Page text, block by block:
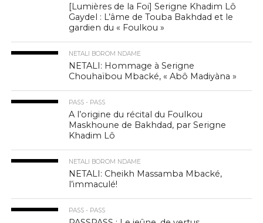
[Lumières de la Foi] Serigne Khadim Lô
Gaydel : L’âme de Touba Bakhdad et le
gardien du « Foulkou »
NETALI BOROM NDAME
NETALI: Hommage à Serigne
Chouhaïbou Mbacké, « Abô Madiyàna »
PASS - PASS
A l’origine du récital du Foulkou
Maskhoune de Bakhdad, par Serigne
Khadim Lô
NETALI BOROM NDAME
NETALI: Cheikh Massamba Mbacké,
l’immaculé!
PASS - PASS